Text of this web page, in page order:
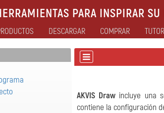
PARA INSPIRAR
DESCARGAR COMPRAR
AKVIS Draw incluye una
contiene la configuración